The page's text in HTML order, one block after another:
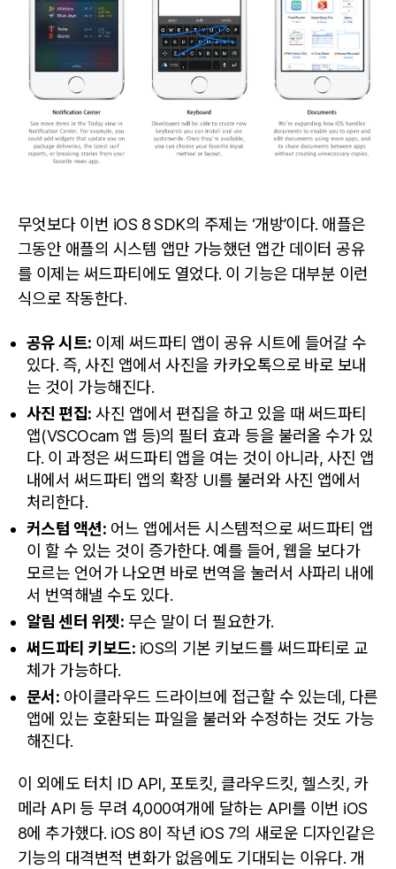
무엇보다 이번 iOS 8 SDK의 주제는 ‘개방’이다. 애플은
그동안 애플의 시스템 앱만 가능했던 앱간 데이터 공유
를 이제는 써드파티에도 열었다. 이 기능은 대부분 이런
식으로 작동한다.
공유 시트: 이제 써드파티 앱이 공유 시트에 들어갈 수
있다. 즉, 사진 앱에서 사진을 카카오톡으로 바로 보내
는 것이 가능해진다.
사진 편집: 사진 앱에서 편집을 하고 있을 때 써드파티
앱(VSCOcam 앱 등)의 필터 효과 등을 불러올 수가 있
다. 이 과정은 써드파티 앱을 여는 것이 아니라, 사진 앱
내에서 써드파티 앱의 확장 UI를 불러와 사진 앱에서
처리한다.
커스텀 액션: 어느 앱에서든 시스템적으로 써드파티 앱
이 할 수 있는 것이 증가한다. 예를 들어, 웹을 보다가
모르는 언어가 나오면 바로 번역을 눌러서 사파리 내에
서 번역해낼 수도 있다.
알림 센터 위젯: 무슨 말이 더 필요한가.
써드파티 키보드: iOS의 기본 키보드를 써드파티로 교
체가 가능하다.
문서: 아이클라우드 드라이브에 접근할 수 있는데, 다른
앱에 있는 호환되는 파일을 불러와 수정하는 것도 가능
해진다.
이 외에도 터치 ID API, 포토킷, 클라우드킷, 헬스킷, 카
메라 API 등 무려 4,000여개에 달하는 API를 이번 iOS
8에 추가했다. iOS 8이 작년 iOS 7의 새로운 디자인같은
기능의 대격변적 변화가 없음에도 기대되는 이유다. 개